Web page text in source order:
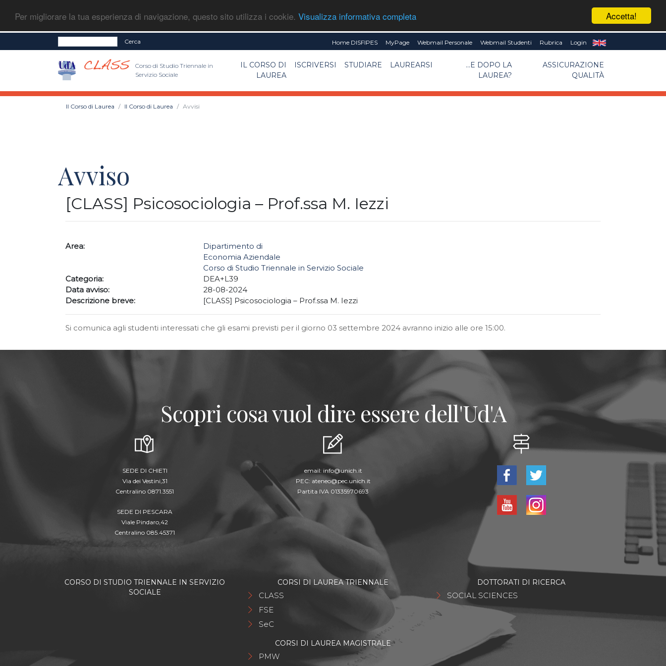
Accetta!
Per migliorare la tua esperienza di navigazione, questo sito utilizza i cookie. Visualizza informativa completa
Cerca Home DISFIPES MyPage Webmail Personale Webmail Studenti Rubrica Login
Corso di Studio Triennale in
Servizio Sociale
IL CORSO DI
LAUREA
ISCRIVERSI STUDIARE LAUREARSI
...E DOPO LA
LAUREA?
ASSICURAZIONE
QUALITÀ
Il Corso di Laurea Il Corso di Laurea Avvisi
Avviso
[CLASS] Psicosociologia – Prof.ssa M. Iezzi
Area:
Dipartimento di
Economia Aziendale
Corso di Studio Triennale in Servizio Sociale
Categoria:
DEA+L39
Data avviso:
28-08-2024
Descrizione breve:
[CLASS] Psicosociologia – Prof.ssa M. Iezzi
Si comunica agli studenti interessati che gli esami previsti per il giorno 03 settembre 2024 avranno inizio alle ore 15:00.
Scopri cosa vuol dire essere dell'Ud'A
SEDE DI CHIETI
Via dei Vestini,31
Centralino 0871.3551
SEDE DI PESCARA
Viale Pindaro,42
Centralino 085.45371
email: info@unich.it
PEC: ateneo@pec.unich.it
Partita IVA 01335970693
CORSO DI STUDIO TRIENNALE IN SERVIZIO
SOCIALE
CORSI DI LAUREA TRIENNALE
CLASS
FSE
SeC
CORSI DI LAUREA MAGISTRALE
PMW
DOTTORATI DI RICERCA
SOCIAL SCIENCES